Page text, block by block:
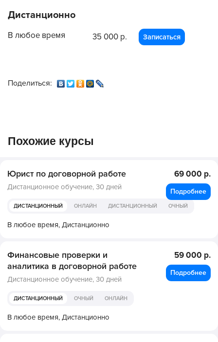
Дистанционно
В любое время 35 000 р. Записаться
Поделиться:
Похожие курсы
Юрист по договорной работе
Дистанционное обучение, 30 дней
ДИСТАНЦИОННЫЙ ОНЛАЙН ДИСТАНЦИОННЫЙ ОЧНЫЙ
В любое время, Дистанционно
69 000 р.
Подробнее
Финансовые проверки и
аналитика в договорной работе
Дистанционное обучение, 30 дней
ДИСТАНЦИОННЫЙ ОЧНЫЙ ОНЛАЙН
В любое время, Дистанционно
59 000 р.
Подробнее